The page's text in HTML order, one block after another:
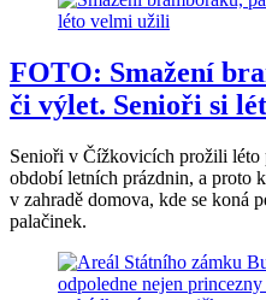
FOTO: Smažení
či výlet. Senioři si
Senioři v Čížkovicích prožili léto
období letních prázdnin, a proto
v zahradě domova, kde se koná
palačinek.